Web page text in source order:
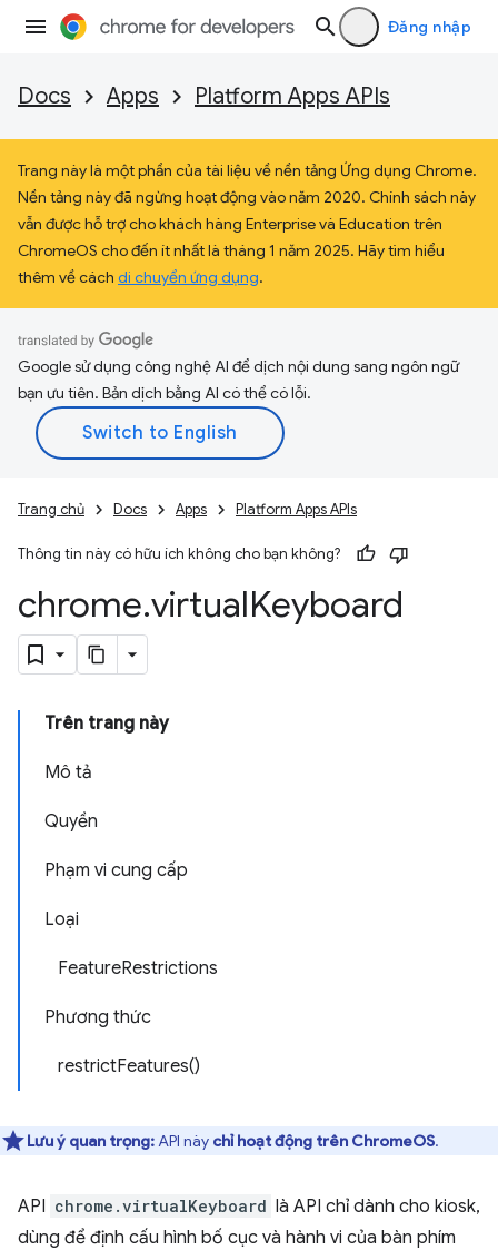
Đăng nhập
Docs Apps Platform Apps APIs
Trang này là một phần của tài liệu về nền tảng Ứng dụng Chrome.
Nền tảng này đã ngừng hoạt động vào năm 2020. Chính sách này
vẫn được hỗ trợ cho khách hàng Enterprise và Education trên
ChromeOS cho đến ít nhất là tháng 1 năm 2025. Hãy tìm hiểu
thêm về cách di chuyển ứng dụng.
Google sử dụng công nghệ AI để dịch nội dung sang ngôn ngữ
bạn ưu tiên. Bản dịch bằng AI có thể có lỗi.
Trang chủ Docs Apps Platform Apps APIs
Thông tin này có hữu ích không cho bạn không?
chrome.virtualKeyboard
Trên trang này
Mô tả
Quyền
Phạm vi cung cấp
Loại
FeatureRestrictions
Phương thức
restrictFeatures()
Lưu ý quan trọng:API này chỉ hoạt động trên ChromeOS.
API chrome.virtualKeyboard là API chỉ dành cho kiosk,
dùng để định cấu hình bố cục và hành vi của bàn phím